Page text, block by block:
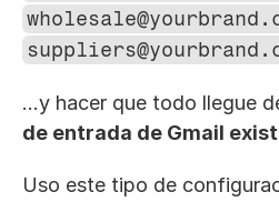
…y hacer que todo llegue
de entrada de Gmail
Uso este tipo de